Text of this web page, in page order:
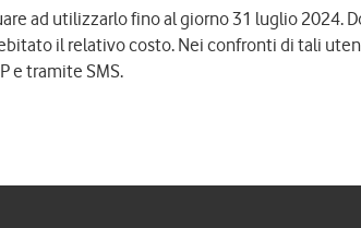
ad utilizzarlo fino al giorno 31 luglio 2024.
il relativo costo. Nei confronti di tali
e tramite SMS.